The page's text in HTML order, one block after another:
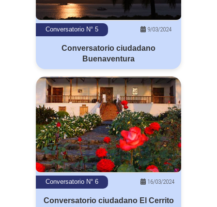
Conversatorio N° 5 9/03/2024
Conversatorio ciudadano
Buenaventura
Conversatorio N° 6 16/03/2024
Conversatorio ciudadano El Cerrito